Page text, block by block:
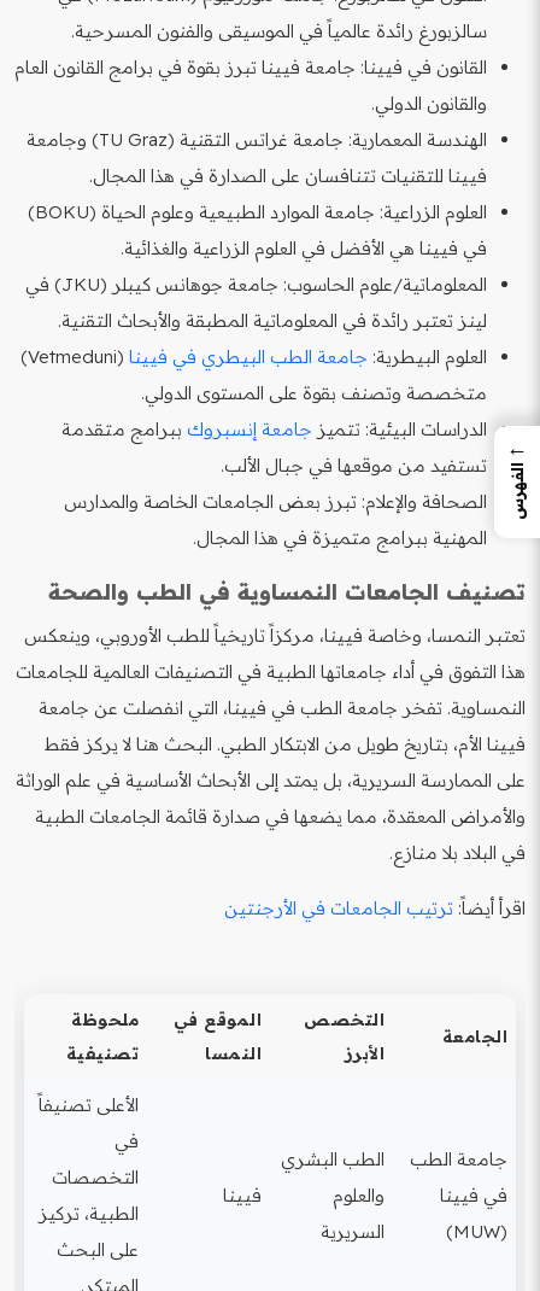
سالزبورغ رائدة عالمياً في الموسيقى والفنون المسرحية.
القانون في فيينا: جامعة فيينا تبرز بقوة في برامج القانون العام
والقانون الدولي.
الهندسة المعمارية: جامعة غراتس التقنية (TU Graz) وجامعة
فيينا للتقنيات تتنافسان على الصدارة في هذا المجال.
العلوم الزراعية: جامعة الموارد الطبيعية وعلوم الحياة (BOKU)
في فيينا هي الأفضل في العلوم الزراعية والغذائية.
المعلوماتية/علوم الحاسوب: جامعة جوهانس كيبلر (JKU) في
لينز تعتبر رائدة في المعلوماتية المطبقة والأبحاث التقنية.
العلوم البيطرية: جامعة الطب البيطري في فيينا
(Vetmeduni)
متخصصة وتصنف بقوة على المستوى الدولي.
الدراسات البيئية: تتميز جامعة إنسبروك ببرامج متقدمة
تستفيد من موقعها في جبال الألب.
الصحافة والإعلام: تبرز بعض الجامعات الخاصة والمدارس
المهنية ببرامج متميزة في هذا المجال.
تصنيف الجامعات النمساوية في الطب والصحة
تعتبر النمسا، وخاصة فيينا، مركزاً تاريخياً للطب الأوروبي، وينعكس
هذا التفوق في أداء جامعاتها الطبية في التصنيفات العالمية للجامعات
النمساوية. تفخر جامعة الطب في فيينا، التي انفصلت عن جامعة
فيينا الأم، بتاريخ طويل من الابتكار الطبي. البحث هنا لا يركز فقط
على الممارسة السريرية، بل يمتد إلى الأبحاث الأساسية في علم الوراثة
والأمراض المعقدة، مما يضعها في صدارة قائمة الجامعات الطبية
في البلاد بلا منازع.
اقرأ أيضاً: ترتيب الجامعات في الأرجنتين
الجامعة
التخصص
الأبرز
الموقع في
النمسا
ملحوظة
تصنيفية
جامعة الطب
في فيينا
(MUW)
الطب البشري
والعلوم
السريرية
فيينا
الأعلى تصنيفاً
في
التخصصات
الطبية، تركيز
على البحث
المبتكر.
←
الفهرس